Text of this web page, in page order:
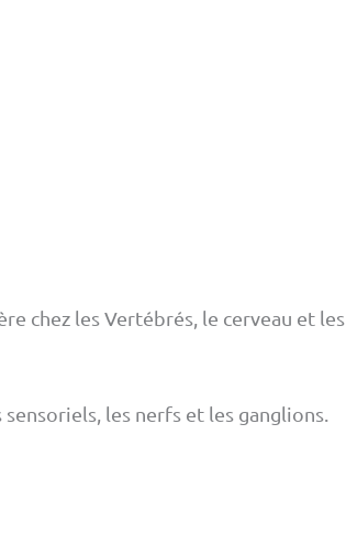
chez les Vertébrés, le cerveau et les
les nerfs et les ganglions.